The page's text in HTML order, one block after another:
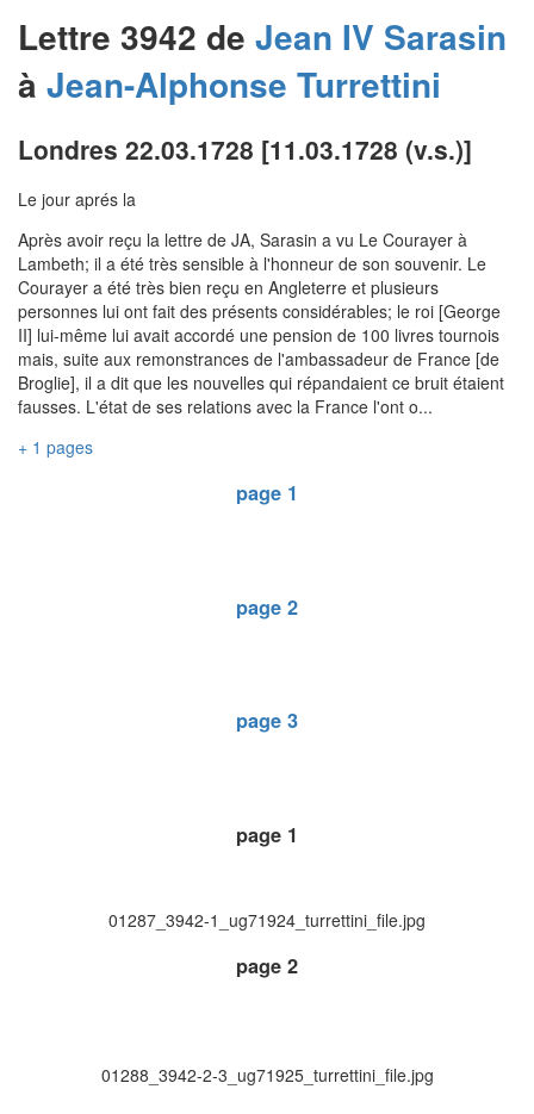
Lettre 3942 de Jean IV Sarasin
à Jean-Alphonse Turrettini
Londres 22.03.1728 [11.03.1728 (v.s.)]
Le jour aprés la
Après avoir reçu la lettre de JA, Sarasin a vu Le Courayer à
Lambeth; il a été très sensible à l'honneur de son souvenir. Le
Courayer a été très bien reçu en Angleterre et plusieurs
personnes lui ont fait des présents considérables; le roi [George
II] lui-même lui avait accordé une pension de 100 livres tournois
mais, suite aux remonstrances de l'ambassadeur de France [de
Broglie], il a dit que les nouvelles qui répandaient ce bruit étaient
fausses. L'état de ses relations avec la France l'ont o...
+ 1 pages
page 1
page 2
page 3
page 1
01287_3942-1_ug71924_turrettini_file.jpg
page 2
01288_3942-2-3_ug71925_turrettini_file.jpg